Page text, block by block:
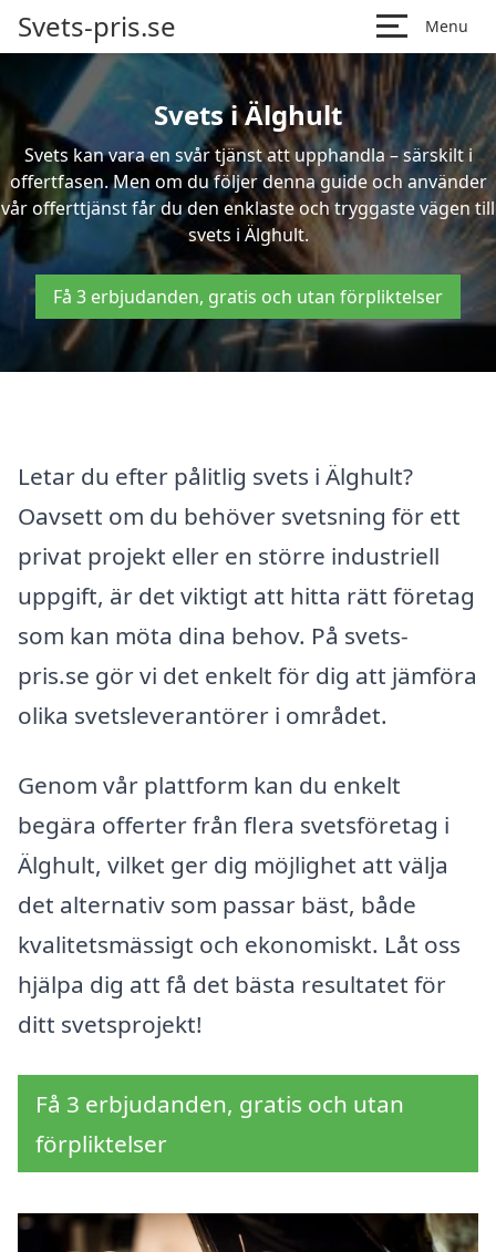
Svets-pris.se Menu
Svets i Älghult
Svets kan vara en svår tjänst att upphandla – särskilt i
offertfasen. Men om du följer denna guide och använder
vår offerttjänst får du den enklaste och tryggaste vägen till
svets i Älghult.
Få 3 erbjudanden, gratis och utan förpliktelser
Letar du efter pålitlig svets i Älghult?
Oavsett om du behöver svetsning för ett
privat projekt eller en större industriell
uppgift, är det viktigt att hitta rätt företag
som kan möta dina behov. På svets-
pris.se gör vi det enkelt för dig att jämföra
olika svetsleverantörer i området.
Genom vår plattform kan du enkelt
begära offerter från flera svetsföretag i
Älghult, vilket ger dig möjlighet att välja
det alternativ som passar bäst, både
kvalitetsmässigt och ekonomiskt. Låt oss
hjälpa dig att få det bästa resultatet för
ditt svetsprojekt!
Få 3 erbjudanden, gratis och utan
förpliktelser